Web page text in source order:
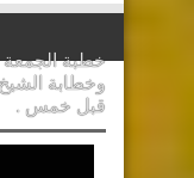
خطبة الجمعة
وخطابة
قبل خمس .